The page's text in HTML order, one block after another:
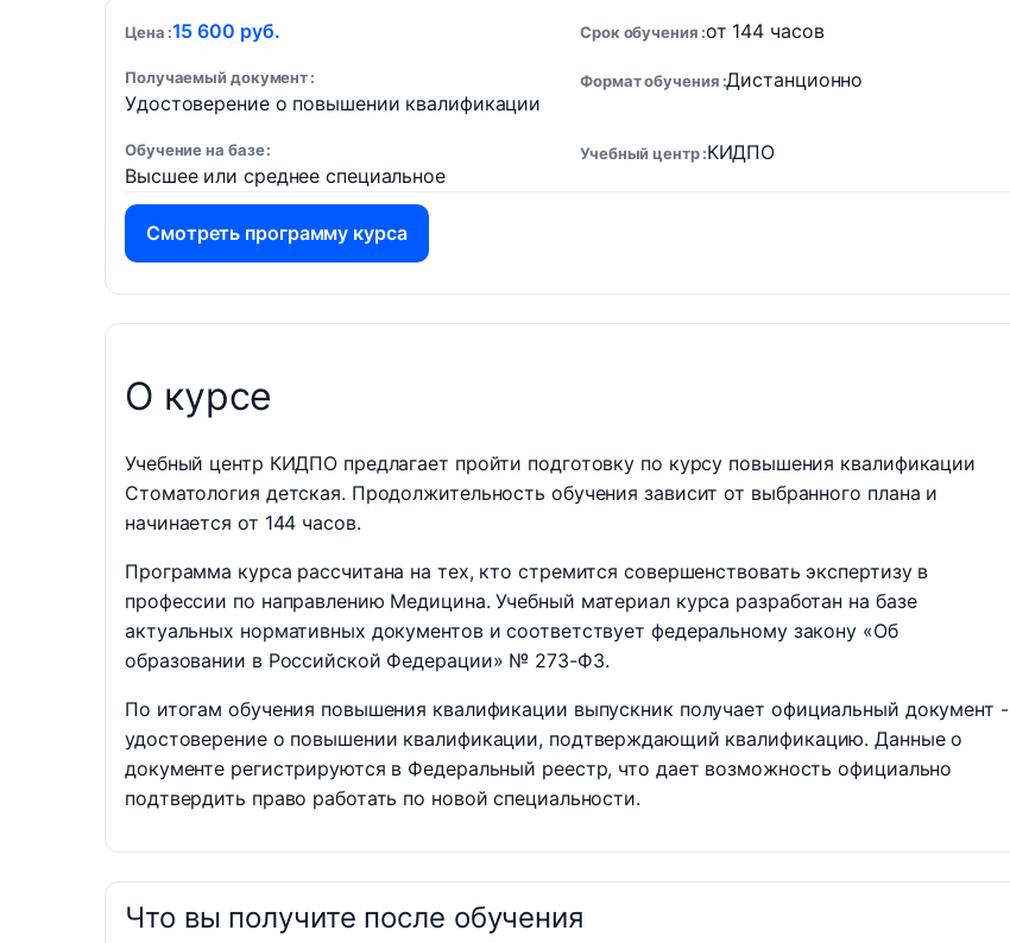
Цена 15 600 руб. Срок обучения от 144 часов
Получаемый документ
Удостоверение о повышении квалификации
Формат обучения Дистанционно
Обучение на базе
Высшее или среднее специальное
Учебный центр КИДПО
Смотреть программу курса
О курсе
Учебный центр КИДПО предлагает пройти подготовку по курсу повышения квалификации
Стоматология детская. Продолжительность обучения зависит от выбранного плана и
начинается от 144 часов.
Программа курса рассчитана на тех, кто стремится совершенствовать экспертизу в
профессии по направлению Медицина. Учебный материал курса разработан на базе
актуальных нормативных документов и соответствует федеральному закону «Об
образовании в Российской Федерации» № 273-ФЗ.
По итогам обучения повышения квалификации выпускник получает официальный документ -
удостоверение о повышении квалификации, подтверждающий квалификацию. Данные о
документе регистрируются в Федеральный реестр, что дает возможность официально
подтвердить право работать по новой специальности.
Что вы получите после обучения